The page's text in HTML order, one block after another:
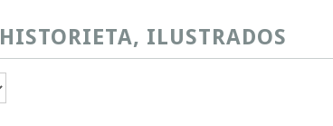
HISTORIETA, ILUSTRADOS